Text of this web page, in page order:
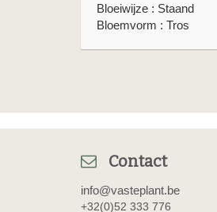
Bloeiwijze : Staand
Bloemvorm : Tros
Contact
info@vasteplant.be
+32(0)52 333 776